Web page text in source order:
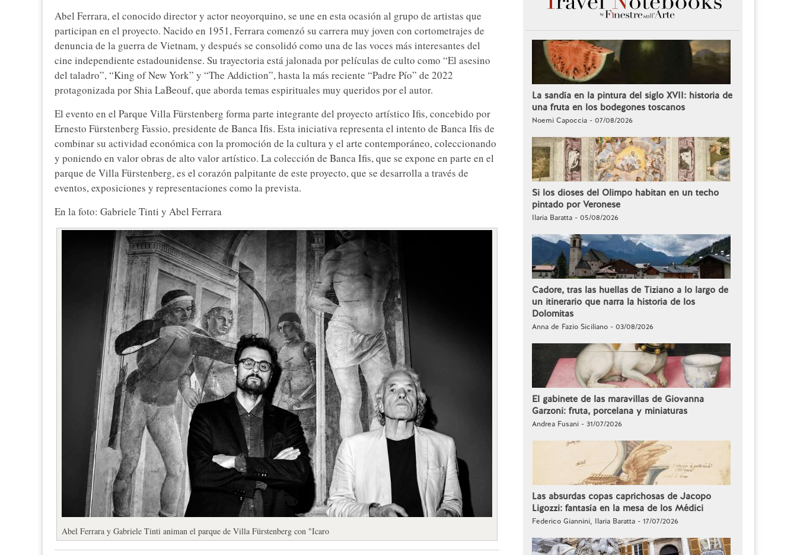
Abel Ferrara, el conocido director y actor neoyorquino, se une en esta ocasión al grupo de artistas que
participan en el proyecto. Nacido en 1951, Ferrara comenzó su carrera muy joven con cortometrajes de
denuncia de la guerra de Vietnam, y después se consolidó como una de las voces más interesantes del
cine independiente estadounidense. Su trayectoria está jalonada por películas de culto como “El asesino
del taladro”, “King of New York” y “The Addiction”, hasta la más reciente “Padre Pío” de 2022
protagonizada por Shia LaBeouf, que aborda temas espirituales muy queridos por el autor.
El evento en el Parque Villa Fürstenberg forma parte integrante del proyecto artístico Ifis, concebido por
Ernesto Fürstenberg Fassio, presidente de Banca Ifis. Esta iniciativa representa el intento de Banca Ifis de
combinar su actividad económica con la promoción de la cultura y el arte contemporáneo, coleccionando
y poniendo en valor obras de alto valor artístico. La colección de Banca Ifis, que se expone en parte en el
parque de Villa Fürstenberg, es el corazón palpitante de este proyecto, que se desarrolla a través de
eventos, exposiciones y representaciones como la prevista.
En la foto: Gabriele Tinti y Abel Ferrara
Abel Ferrara y Gabriele Tinti animan el parque de Villa Fürstenberg con "Icaro
La sandía en la pintura del siglo XVII: historia de
una fruta en los bodegones toscanos
Noemi Capoccia - 07/08/2026
Si los dioses del Olimpo habitan en un techo
pintado por Veronese
Ilaria Baratta - 05/08/2026
Cadore, tras las huellas de Tiziano a lo largo de
un itinerario que narra la historia de los
Dolomitas
Anna de Fazio Siciliano - 03/08/2026
El gabinete de las maravillas de Giovanna
Garzoni: fruta, porcelana y miniaturas
Andrea Fusani - 31/07/2026
Las absurdas copas caprichosas de Jacopo
Ligozzi: fantasía en la mesa de los Médici
Federico Giannini, Ilaria Baratta - 17/07/2026